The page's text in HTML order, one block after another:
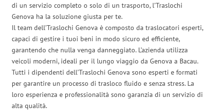
di un servizio completo o solo di un trasporto, l’Traslochi
Genova ha la soluzione giusta per te.
Il team dell’Traslochi Genova è composto da traslocatori esperti,
capaci di gestire i tuoi beni in modo sicuro ed efficiente,
garantendo che nulla venga danneggiato. L’azienda utilizza
veicoli moderni, ideali per il lungo viaggio da Genova a Bacau.
Tutti i dipendenti dell’Traslochi Genova sono esperti e formati
per garantire un processo di trasloco fluido e senza stress. La
loro esperienza e professionalità sono garanzia di un servizio di
alta qualità.